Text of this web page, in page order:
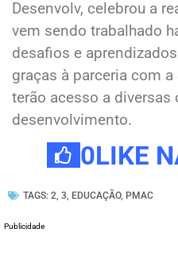
Desenvolv, celebrou a
vem sendo trabalhado
desafios e
graças à parceria com
terão acesso a diversas
desenvolvimento.
0LIKE
TAGS: 2, 3, EDUCAÇÃO, PMAC
Publicidade